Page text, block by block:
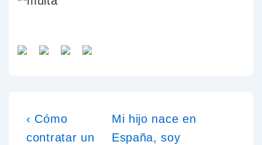
‹ Cómo
contratar un
Mi hijo nace en
España, soy